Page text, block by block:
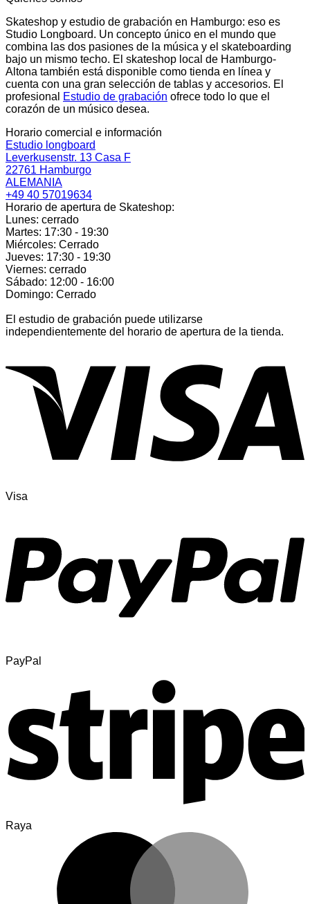
Skateshop y estudio de grabación en Hamburgo: eso es
Studio Longboard. Un concepto único en el mundo que
combina las dos pasiones de la música y el skateboarding
bajo un mismo techo. El skateshop local de Hamburgo-
Altona también está disponible como tienda en línea y
cuenta con una gran selección de tablas y accesorios. El
profesional
Estudio de grabación ofrece todo lo que el
corazón de un músico desea.
Horario comercial e información
Estudio longboard
Leverkusenstr. 13 Casa F
22761 Hamburgo
ALEMANIA
+49 40 57019634
Horario de apertura de Skateshop:
Lunes: cerrado
Martes: 17:30 - 19:30
Miércoles: Cerrado
Jueves: 17:30 - 19:30
Viernes: cerrado
Sábado: 12:00 - 16:00
Domingo: Cerrado
El estudio de grabación puede utilizarse
independientemente del horario de apertura de la tienda.
Visa
PayPal
Raya